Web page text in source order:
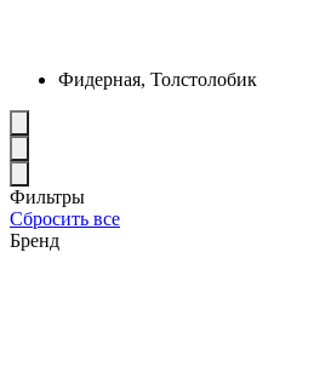
Фидерная, Толстолобик
Фильтры
Сбросить все
Бренд